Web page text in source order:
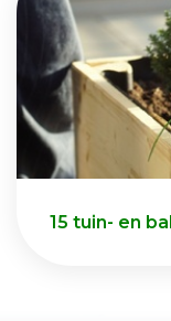
15 tuin- en